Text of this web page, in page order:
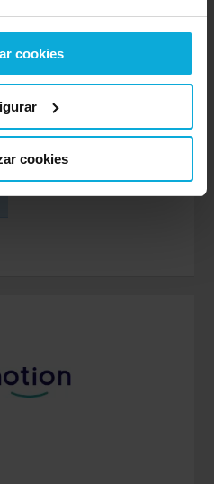
cookies
cookies
Número 11 Málaga
de renting con las